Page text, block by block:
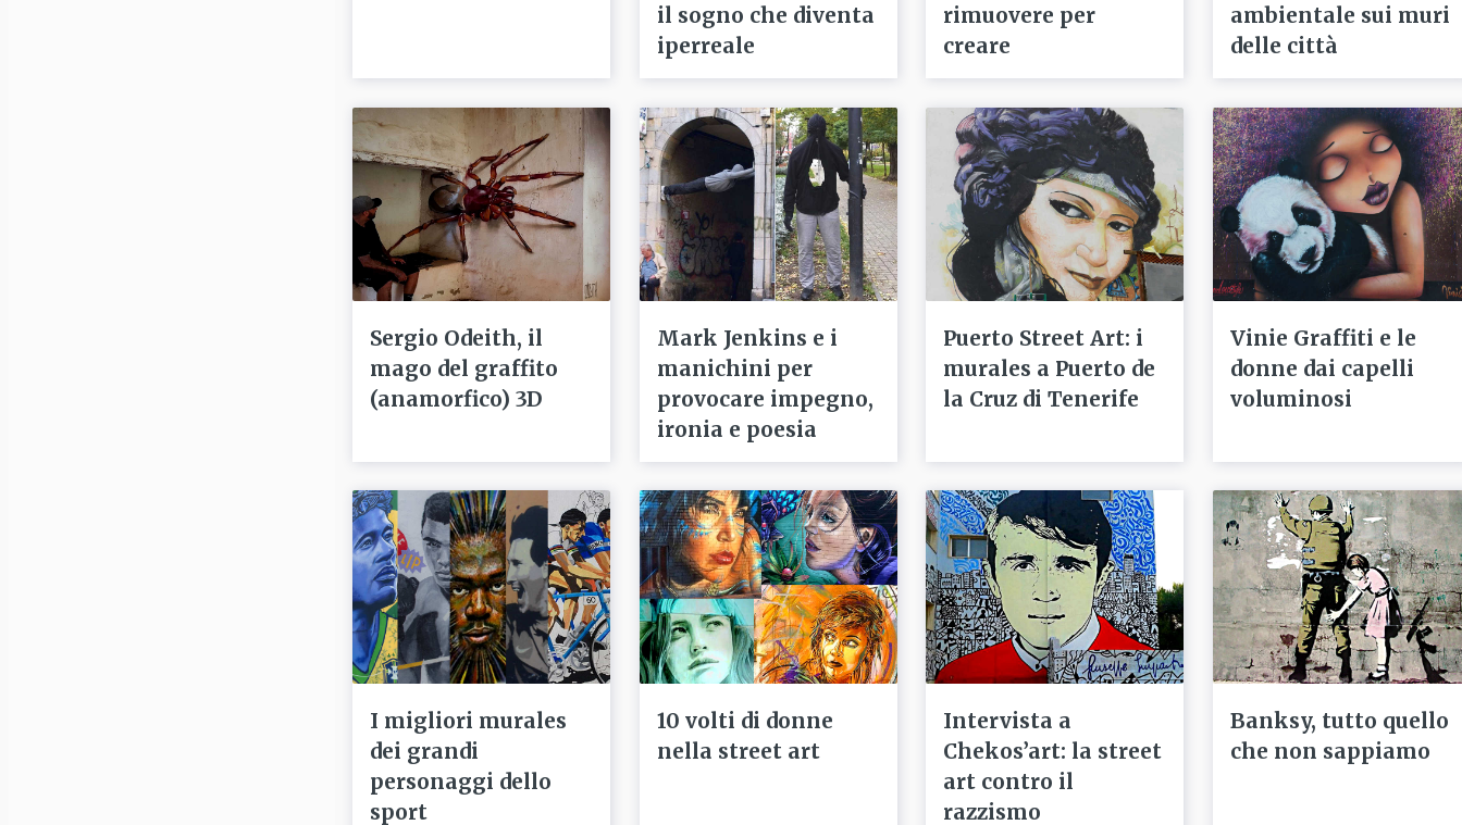
il sogno che diventa
iperreale
rimuovere per
creare
ambientale sui muri
delle città
Sergio Odeith, il
mago del graffito
(anamorfico) 3D
Mark Jenkins e i
manichini per
provocare impegno,
ironia e poesia
Puerto Street Art: i
murales a Puerto de
la Cruz di Tenerife
Vinie Graffiti e le
donne dai capelli
voluminosi
I migliori murales
dei grandi
personaggi dello
sport
10 volti di donne
nella street art
Intervista a
Chekos’art: la street
art contro il
razzismo
Banksy, tutto quello
che non sappiamo